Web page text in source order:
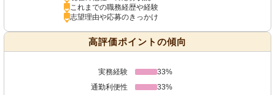
これまでの職務経歴や経験
志望理由や応募のきっかけ
高評価ポイントの傾向
実務経験
33%
通勤利便性
33%